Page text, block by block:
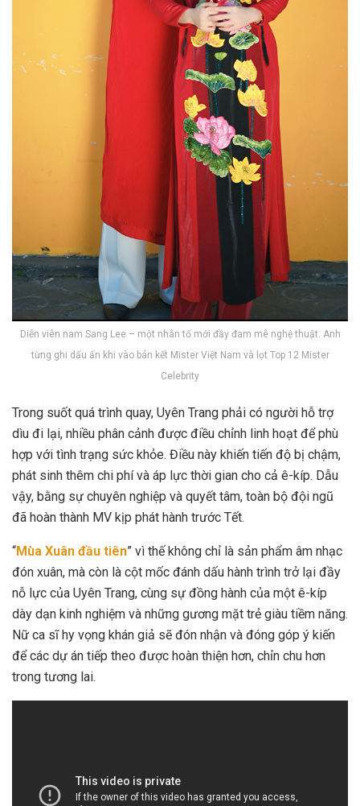
Diễn viên nam Sang Lee – một nhân tố mới đầy đam mê nghệ thuật. Anh
từng ghi dấu ấn khi vào bán kết Mister Việt Nam và lọt Top 12 Mister
Celebrity
Trong suốt quá trình quay, Uyên Trang phải có người hỗ trợ
dìu đi lại, nhiều phân cảnh được điều chỉnh linh hoạt để phù
hợp với tình trạng sức khỏe. Điều này khiến tiến độ bị chậm,
phát sinh thêm chi phí và áp lực thời gian cho cả ê-kíp. Dẫu
vậy, bằng sự chuyên nghiệp và quyết tâm, toàn bộ đội ngũ
đã hoàn thành MV kịp phát hành trước Tết.
“Mùa Xuân đầu tiên” vì thế không chỉ là sản phẩm âm nhạc
đón xuân, mà còn là cột mốc đánh dấu hành trình trở lại đầy
nỗ lực của Uyên Trang, cùng sự đồng hành của một ê-kíp
dày dạn kinh nghiệm và những gương mặt trẻ giàu tiềm năng.
Nữ ca sĩ hy vọng khán giả sẽ đón nhận và đóng góp ý kiến
để các dự án tiếp theo được hoàn thiện hơn, chỉn chu hơn
trong tương lai.